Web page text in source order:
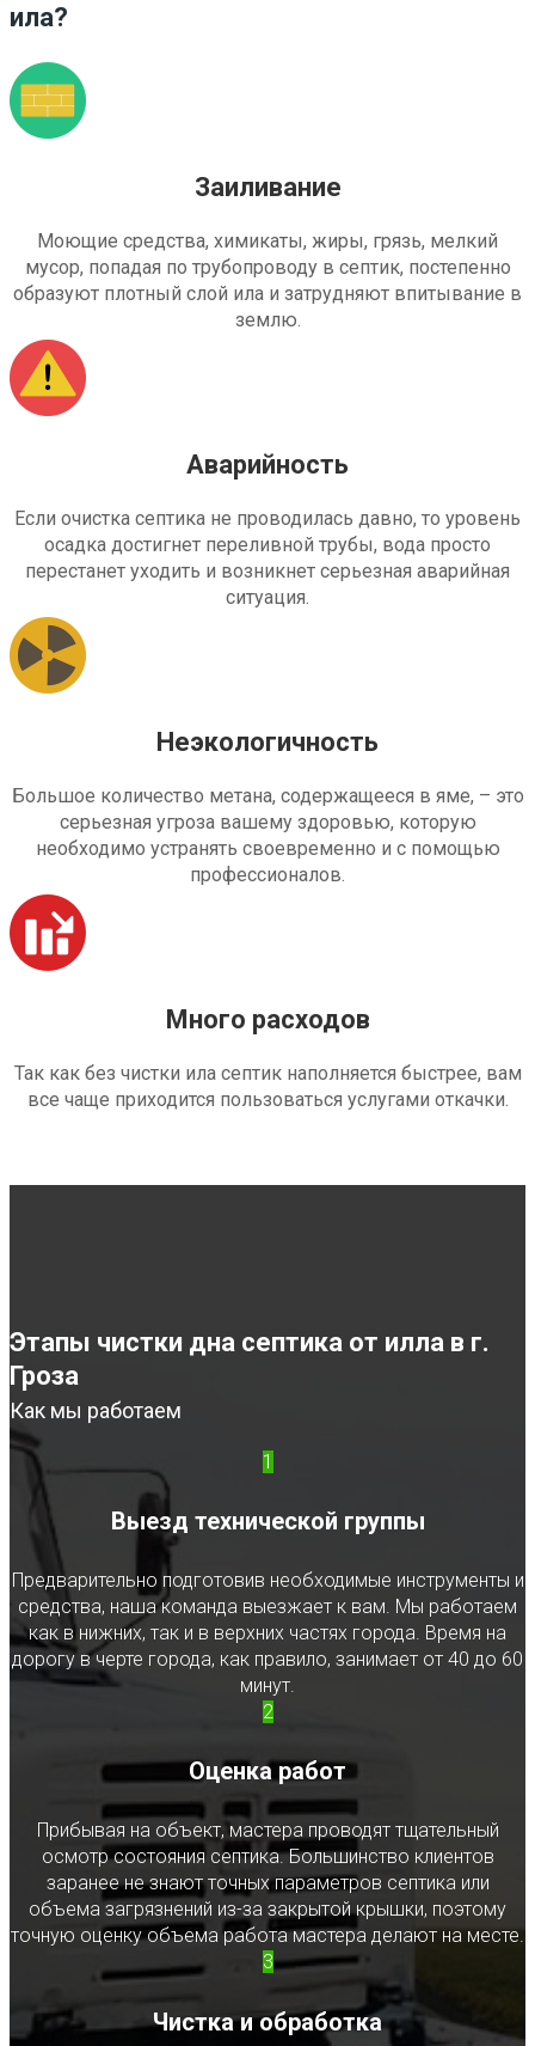
ила?
Заиливание
Моющие средства, химикаты, жиры, грязь, мелкий
мусор, попадая по трубопроводу в септик, постепенно
образуют плотный слой ила и затрудняют впитывание в
землю.
Аварийность
Если очистка септика не проводилась давно, то уровень
осадка достигнет переливной трубы, вода просто
перестанет уходить и возникнет серьезная аварийная
ситуация.
Неэкологичность
Большое количество метана, содержащееся в яме, – это
серьезная угроза вашему здоровью, которую
необходимо устранять своевременно и с помощью
профессионалов.
Много расходов
Так как без чистки ила септик наполняется быстрее, вам
все чаще приходится пользоваться услугами откачки.
Этапы чистки дна септика от илла в г.
Гроза
Как мы работаем
1
Выезд технической группы
Предварительно подготовив необходимые инструменты и
средства, наша команда выезжает к вам. Мы работаем
как в нижних, так и в верхних частях города. Время на
дорогу в черте города, как правило, занимает от 40 до 60
минут.
2
Оценка работ
Прибывая на объект, мастера проводят тщательный
осмотр состояния септика. Большинство клиентов
заранее не знают точных параметров септика или
объема загрязнений из-за закрытой крышки, поэтому
точную оценку объема работа мастера делают на месте.
3
Чистка и обработка